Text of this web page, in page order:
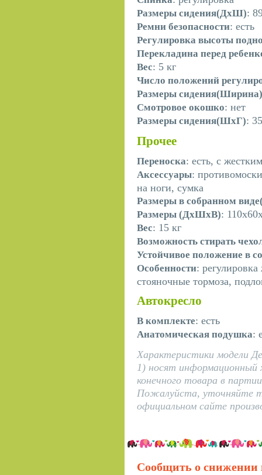
Размеры сидения(ДхШ):
Ремни безопасности: есть
Регулировка высоты
Перекладина перед
Вес: 5 кг
Число положений
Размеры сидения(Ширина)
Смотровое окошко: нет
Размеры сидения(ШхГ):
Прочее
Переноска: есть, с
Аксессуары:
на ноги, сумка
Размеры в собранном
Размеры (ДхШхВ):
Вес: 15 кг
Возможность стирать
Устойчивое положение в
Особенности:
стояночные тормоза,
Автокресло
В комплекте: есть
Анатомическая подушка:
Характеристики модели
1) носят
конечного товара в
Пожалуйста, уточняйте
официальном сайте
Сообщить о снижении